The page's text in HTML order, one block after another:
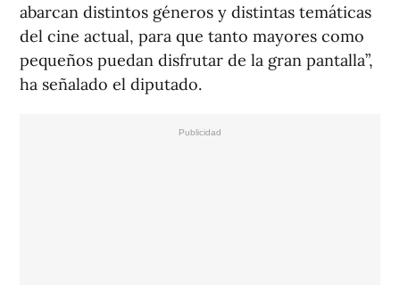
abarcan distintos géneros y distintas temáticas
del cine actual, para que tanto mayores como
pequeños puedan disfrutar de la gran pantalla”,
ha señalado el diputado.